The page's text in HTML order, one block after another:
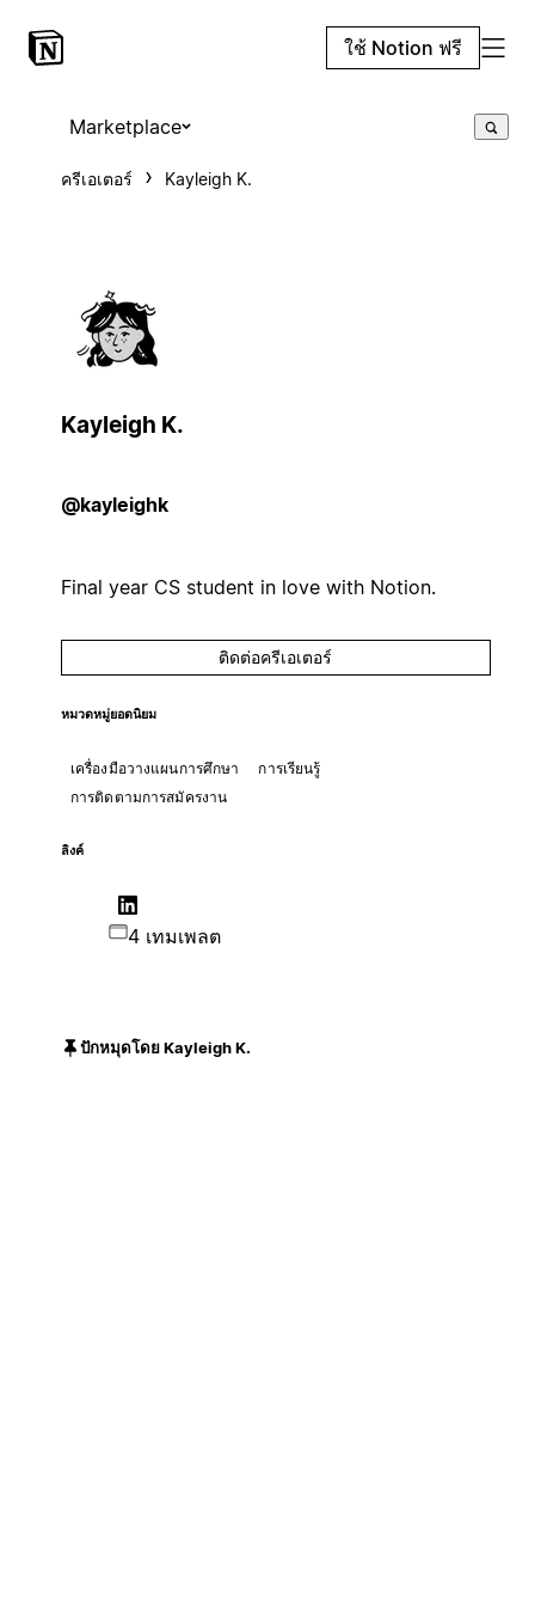
ใช้ Notion ฟรี
Marketplace
ครีเอเตอร์ Kayleigh K.
Kayleigh K.
@kayleighk
Final year CS student in love with Notion.
ติดต่อครีเอเตอร์
หมวดหมู่ยอดนิยม
เครื่องมือวางแผนการศึกษา
การเรียนรู้
การติดตามการสมัครงาน
ลิงค์
4 เทมเพลต
ปักหมุดโดย Kayleigh K.